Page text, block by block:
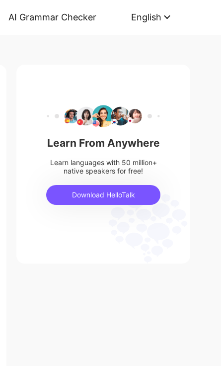
AI Grammar Checker English
Learn From Anywhere
Learn languages with 50 million+
native speakers for free!
Download HelloTalk